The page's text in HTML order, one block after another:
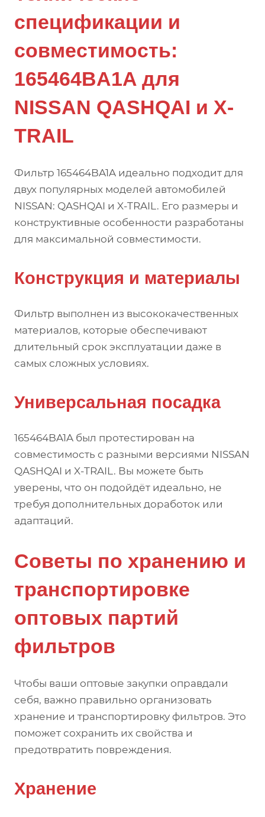
спецификации и
совместимость:
165464BA1A для
NISSAN QASHQAI и X-
TRAIL
Фильтр 165464BA1A идеально подходит для
двух популярных моделей автомобилей
NISSAN: QASHQAI и X-TRAIL. Его размеры и
конструктивные особенности разработаны
для максимальной совместимости.
Конструкция и материалы
Фильтр выполнен из высококачественных
материалов, которые обеспечивают
длительный срок эксплуатации даже в
самых сложных условиях.
Универсальная посадка
165464BA1A был протестирован на
совместимость с разными версиями NISSAN
QASHQAI и X-TRAIL. Вы можете быть
уверены, что он подойдёт идеально, не
требуя дополнительных доработок или
адаптаций.
Советы по хранению и
транспортировке
оптовых партий
фильтров
Чтобы ваши оптовые закупки оправдали
себя, важно правильно организовать
хранение и транспортировку фильтров. Это
поможет сохранить их свойства и
предотвратить повреждения.
Хранение